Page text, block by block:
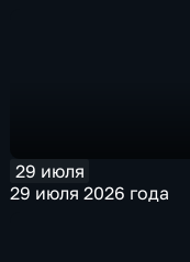
29 июля
29 июля 2026 года